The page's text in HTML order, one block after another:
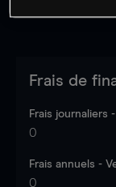
Frais de
Frais journaliers
0
Frais annuels -
0